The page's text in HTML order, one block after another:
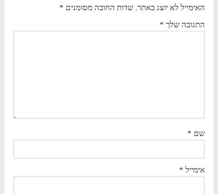
האימייל לא יוצג באתר. שדות החובה מסומנים *
התגובה שלך *
שם *
אימייל *